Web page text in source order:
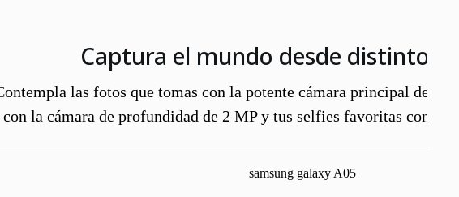
Captura el mundo desde distintos
las fotos que tomas con la potente cámara principal de 50
con la cámara de profundidad de 2 MP y tus selfies favoritas con la